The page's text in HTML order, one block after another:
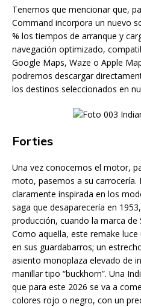
Tenemos que mencionar que,
Command incorpora un nuevo
% los tiempos de arranque y
navegación optimizado,
Google Maps, Waze o Apple
podremos descargar
los destinos seleccionados en
Forties
Una vez conocemos el motor,
moto, pasemos a su carrocería.
claramente inspirada en los
saga que desaparecería en
producción, cuando la marca de
Como aquella, este remake
en sus guardabarros; un
asiento monoplaza elevado de
manillar tipo “buckhorn”. Una
que para este 2026 se va a
colores rojo o negro, con un